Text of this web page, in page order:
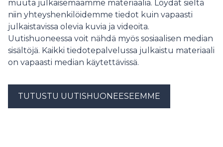
matkailu- ja virkistyskohde helsinkiläisille ja eri puolilta
Suomea ja maailmaa tuleville matkailijoille.
Korkeasaaren tehtävänä on suojella uhanalaisia eläimiä
ja tukea luonnon monimuotoisuuden säilymistä.
Schneider Electricin huoltoinsinöörit olivat mukana
uudistamassa saaren sähkönjakelua. Huoltopalveluiden
tarkoituksena on varmistaa, että sähkönjakelu toimii
Uudistusprojektin avulla Korkeasaaren
sähköjärjestelmien käytettävyys, kestävyys ja
muuta julkaisemaamme materiaalia. Löydät sieltä
niin yhteyshenkilöidemme tiedot kuin vapaasti
julkaistavissa olevia kuvia ja videoita.
Uutishuoneessa voit nähdä myös sosiaalisen median
sisältöjä. Kaikki tiedotepalvelussa julkaistu materiaali
on vapaasti median käytettävissä.
TUTUSTU UUTISHUONEESEEMME